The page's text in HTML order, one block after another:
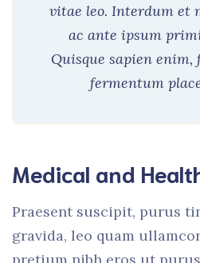
vitae leo. Interdum et
ac ante ipsum
Quisque sapien
fermentum
Medical and
Praesent suscipit, purus
gravida, leo quam
pretium nibh eros ut